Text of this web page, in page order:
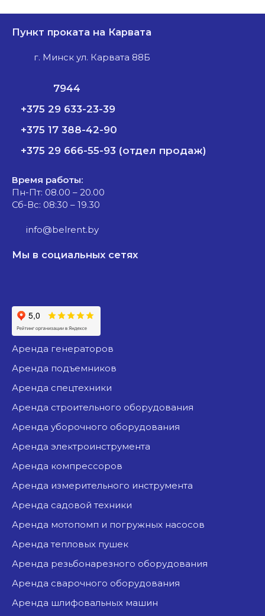
Пункт проката на Карвата
г. Минск ул. Карвата 88Б
7944
+375 29 633-23-39
+375 17 388-42-90
+375 29 666-55-93 (отдел продаж)
Время работы:
Пн-Пт: 08.00 – 20.00
Сб-Вс: 08:30 – 19.30
info@belrent.by
Мы в социальных сетях
аренда генераторов
аренда подъемников
аренда спецтехники
аренда строительного оборудования
аренда уборочного оборудования
аренда электроинструмента
аренда компрессоров
аренда измерительного инструмента
аренда садовой техники
аренда мотопомп и погружных насосов
аренда тепловых пушек
аренда резьбонарезного оборудования
аренда сварочного оборудования
аренда шлифовальных машин